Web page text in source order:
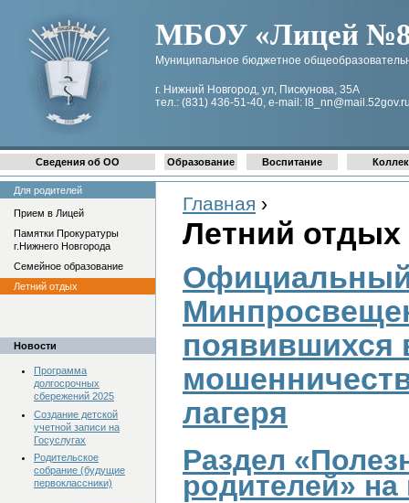
МБОУ «Лицей №8
Муниципальное бюджетное
г. Нижний Новгород, ул, Пискунова, 35А
тел.: (831) 436-51-40, e-mail:
Главная ›
Летний отдых
появившихся
лагеря
Раздел
родителей»
Сведения об ОО Образование Воспитание
Для родителей
Прием в Лицей
Памятки Прокуратуры
г.Нижнего Новгорода
Семейное образование
Летний отдых
Новости
Программа
долгосрочных
сбережений 2025
Создание детской
учетной записи на
Госуслугах
Родительское
собрание (будущие
первоклассники)